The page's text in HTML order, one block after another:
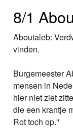
8/1
Aboutaleb:
vinden.
Burgemeester
mensen in
hier niet ziet
die een krantje
Rot toch op.''